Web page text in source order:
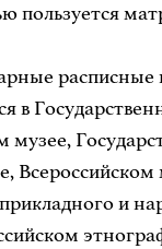
пользуется
расписные
в
музее,
Всероссийском
и